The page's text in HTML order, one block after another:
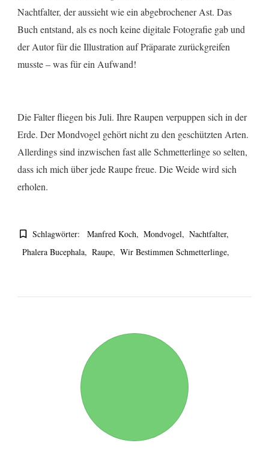
Nachtfalter, der aussieht wie ein abgebrochener Ast. Das
Buch entstand, als es noch keine digitale Fotografie gab und
der Autor für die Illustration auf Präparate zurückgreifen
musste – was für ein Aufwand!
Die Falter fliegen bis Juli. Ihre Raupen verpuppen sich in der
Erde. Der Mondvogel gehört nicht zu den geschützten Arten.
Allerdings sind inzwischen fast alle Schmetterlinge so selten,
dass ich mich über jede Raupe freue. Die Weide wird sich
erholen.
Schlagwörter: Manfred Koch Mondvogel
Nachtfalter
Phalera Bucephala
Raupe Wir Bestimmen Schmetterlinge